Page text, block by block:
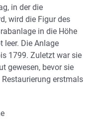
in der die
wird die Figur des
in die Höhe
leer. Die Anlage
1799. Zuletzt war sie
gewesen, bevor sie
erstmals